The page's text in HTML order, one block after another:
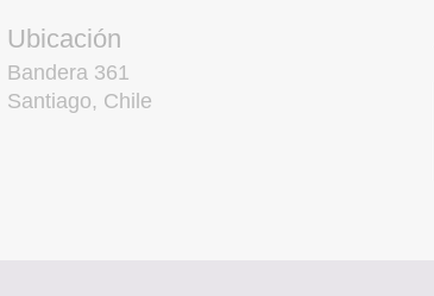
Ubicación
Bandera 361
Santiago, Chile